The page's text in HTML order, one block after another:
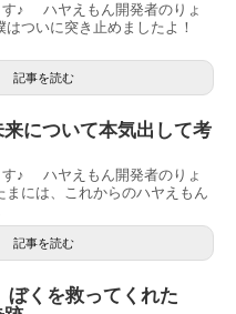
♪ ハヤえもん開発者のりょ
記事を読む
について本気出して考
♪ ハヤえもん開発者のりょ
記事を読む
ぼくを救ってくれた